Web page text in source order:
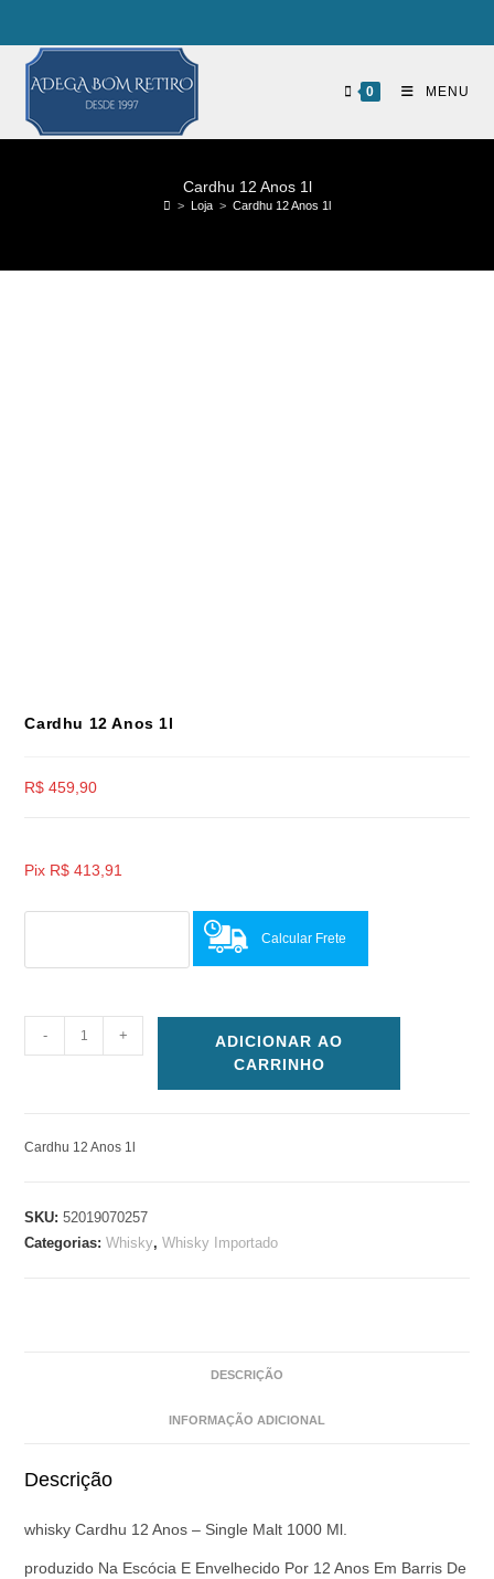
0 MENU
Cardhu 12 Anos 1l
> Loja > Cardhu 12 Anos 1l
Cardhu 12 Anos 1l
R$ 459,90
Pix R$ 413,91
Calcular Frete
- +
ADICIONAR AO
CARRINHO
Cardhu 12 Anos 1l
SKU:52019070257
Categorias:Whisky,Whisky Importado
DESCRIÇÃO
INFORMAÇÃO ADICIONAL
Descrição
whisky Cardhu 12 Anos – Single Malt 1000 Ml.
produzido Na Escócia E Envelhecido Por 12 Anos Em Barris De